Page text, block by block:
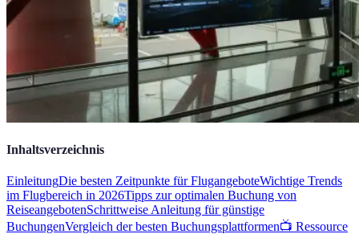
Inhaltsverzeichnis
EinleitungDie besten Zeitpunkte für FlugangeboteWichtige Trends
im Flugbereich in 2026Tipps zur optimalen Buchung von
ReiseangebotenSchrittweise Anleitung für günstige
BuchungenVergleich der besten Buchungsplattformen📺 Ressource